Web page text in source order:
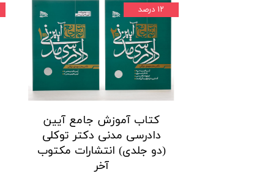
کتاب آموزش جامع آیین
دادرسی مدنی دکتر توکلی
(دو جلدی) انتشارات مکتوب
آخر
۱۲ درصد